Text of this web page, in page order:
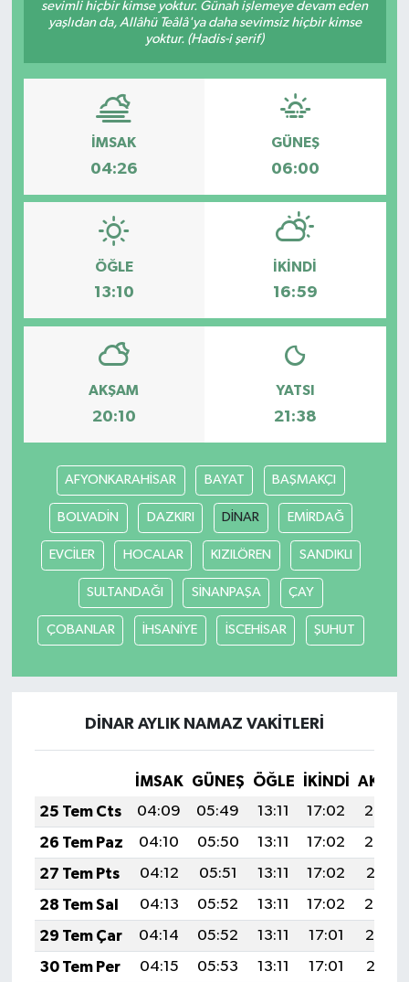
sevimli hiçbir kimse yoktur. Günah işlemeye devam eden
yaşlıdan da, Allâhü Teâlâ'ya daha sevimsiz hiçbir kimse
yoktur. (Hadis-i şerif)
İMSAK
04:26
GÜNEŞ
06:00
ÖĞLE
13:10
İKINDI
16:59
AKŞAM
20:10
YATSI
21:38
AFYONKARAHİSAR BAYAT BAŞMAKÇI
BOLVADİN DAZKIRI DİNAR EMİRDAĞ
EVCİLER HOCALAR KIZILÖREN SANDIKLI
SULTANDAĞI SİNANPAŞA ÇAY
ÇOBANLAR İHSANİYE İSCEHİSAR ŞUHUT
DİNAR AYLIK NAMAZ VAKITLERI
İMSAK GÜNEŞ ÖĞLE İKINDI
25 Tem Cts
04:09 05:49 13:11 17:02
20:23
26 Tem Paz
04:10 05:50 13:11 17:02
20:22
27 Tem Pts
04:12 05:51 13:11 17:02
20:21
28 Tem Sal
04:13 05:52 13:11 17:02
20:20
29 Tem Çar
04:14 05:52 13:11 17:01
20:19
30 Tem Per
04:15 05:53 13:11 17:01
20:18
Magazin
Duyurular
Kadın
Teknoloji
Yerel Haber
Akhisar Emlak
Etiketler
Duyurular
Tarım-Gıda
Sektörel
Röportaj
Yaşam
Teknoloji
Ülke
Etiketler